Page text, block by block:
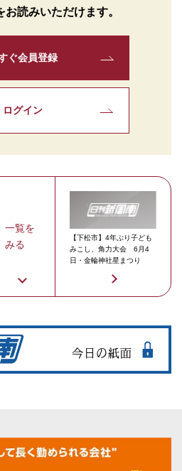
読みいただけます。
ぐ会員登録
ログイン
一覧を
みる
【下松市】4年ぶり子ども
みこし、角力大会 6月4
日・金輪神社星まつり